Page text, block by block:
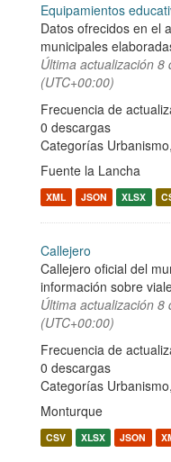
Equipamientos
Datos ofrecidos en el
municipales
Última actualización 8
(UTC+00:00)
Frecuencia de
0 descargas
Categorías
Fuente la Lancha
XML JSON XLSX
Callejero
Callejero oficial del
información sobre
Última actualización 8
(UTC+00:00)
Frecuencia de
0 descargas
Categorías
Monturque
CSV XLSX JSON